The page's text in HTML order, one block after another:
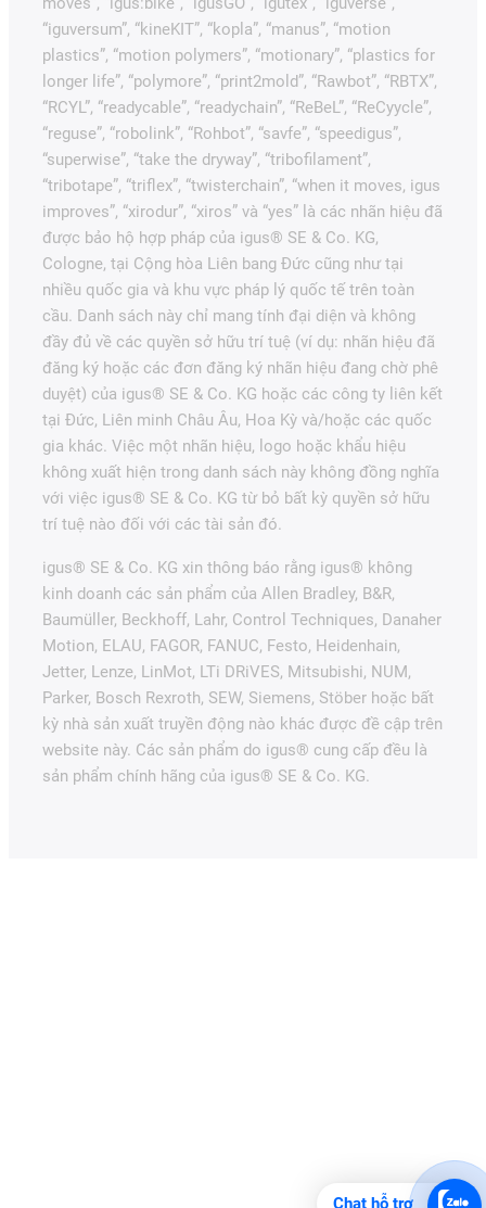
“iguversum”, “kineKIT”, “kopla”, “manus”, “motion
plastics”, “motion polymers”, “motionary”, “plastics for
longer life”, “polymore”, “print2mold”, “Rawbot”, “RBTX”,
“RCYL”, “readycable”, “readychain”, “ReBeL”, “ReCyycle”,
“reguse”, “robolink”, “Rohbot”, “savfe”, “speedigus”,
“superwise”, “take the dryway”, “tribofilament”,
“tribotape”, “triflex”, “twisterchain”, “when it moves, igus
improves”, “xirodur”, “xiros” và “yes” là các nhãn hiệu đã
được bảo hộ hợp pháp của igus® SE & Co. KG,
Cologne, tại Cộng hòa Liên bang Đức cũng như tại
nhiều quốc gia và khu vực pháp lý quốc tế trên toàn
cầu. Danh sách này chỉ mang tính đại diện và không
đầy đủ về các quyền sở hữu trí tuệ (ví dụ: nhãn hiệu đã
đăng ký hoặc các đơn đăng ký nhãn hiệu đang chờ phê
duyệt) của igus® SE & Co. KG hoặc các công ty liên kết
tại Đức, Liên minh Châu Âu, Hoa Kỳ và/hoặc các quốc
gia khác. Việc một nhãn hiệu, logo hoặc khẩu hiệu
không xuất hiện trong danh sách này không đồng nghĩa
với việc igus® SE & Co. KG từ bỏ bất kỳ quyền sở hữu
trí tuệ nào đối với các tài sản đó.
igus® SE & Co. KG xin thông báo rằng igus® không
kinh doanh các sản phẩm của Allen Bradley, B&R,
Baumüller, Beckhoff, Lahr, Control Techniques, Danaher
Motion, ELAU, FAGOR, FANUC, Festo, Heidenhain,
Jetter, Lenze, LinMot, LTi DRiVES, Mitsubishi, NUM,
Parker, Bosch Rexroth, SEW, Siemens, Stöber hoặc bất
kỳ nhà sản xuất truyền động nào khác được đề cập trên
website này. Các sản phẩm do igus® cung cấp đều là
sản phẩm chính hãng của igus® SE & Co. KG.
Chat hỗ trợ